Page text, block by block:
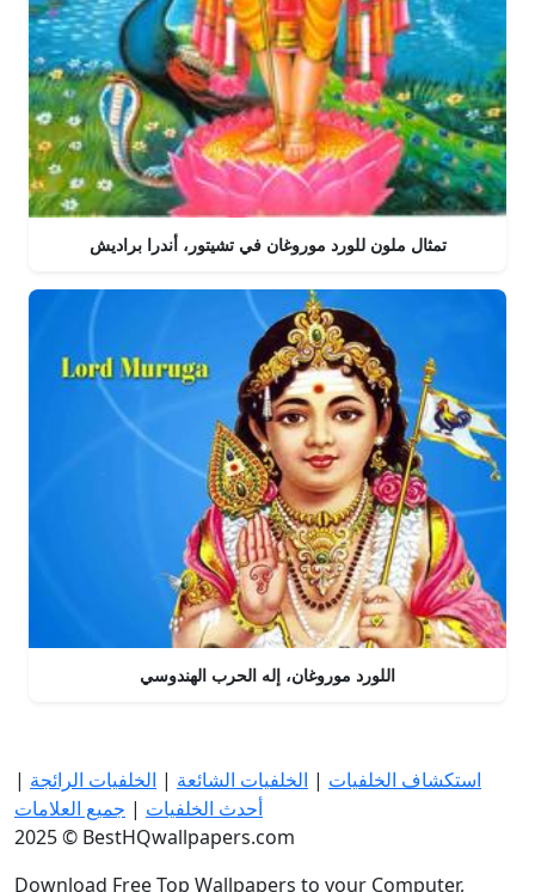
تمثال ملون للورد موروغان في تشيتور، أندرا براديش
اللورد موروغان، إله الحرب الهندوسي
استكشاف الخلفيات | الخلفيات الشائعة | الخلفيات الرائجة |
أحدث الخلفيات | جميع العلامات
2025 © BestHQwallpapers.com
Download Free Top Wallpapers to your Computer,